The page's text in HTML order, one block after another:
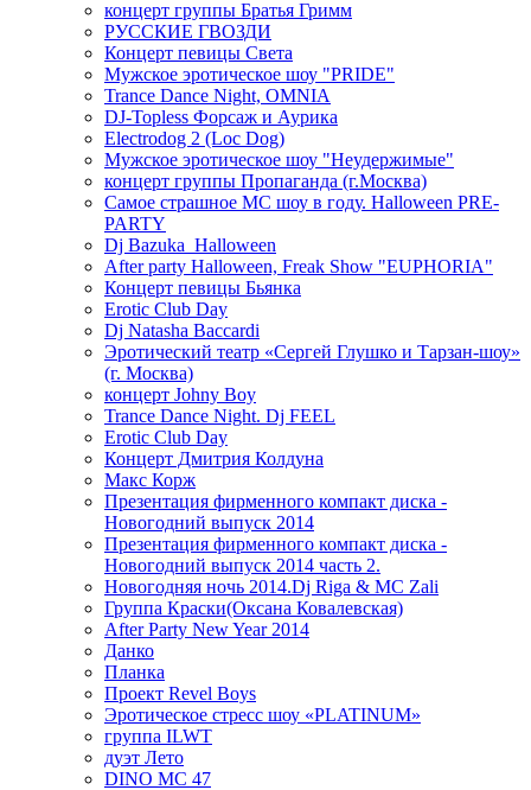
концерт группы Братья Гримм
РУССКИЕ ГВОЗДИ
Концерт певицы Света
Мужское эротическое шоу "PRIDE"
Trance Dance Night, OMNIA
DJ-Topless Форсаж и Аурика
Electrodog 2 (Loc Dog)
Мужское эротическое шоу "Неудержимые"
концерт группы Пропаганда (г.Москва)
Самое страшное МС шоу в году. Halloween PRE-
PARTY
Dj Bazuka_Halloween
After party Halloween, Freak Show "EUPHORIA"
Концерт певицы Бьянка
Erotic Club Day
Dj Natasha Baccardi
Эротический театр «Сергей Глушко и Тарзан-шоу»
(г. Москва)
концерт Johny Boy
Trance Dance Night. Dj FEEL
Erotic Club Day
Концерт Дмитрия Колдуна
Макс Корж
Презентация фирменного компакт диска -
Новогодний выпуск 2014
Презентация фирменного компакт диска -
Новогодний выпуск 2014 часть 2.
Новогодняя ночь 2014.Dj Riga & MC Zali
Группа Краски(Оксана Ковалевская)
After Party New Year 2014
Данко
Планка
Проект Revel Boys
Эротическое стресс шоу «PLATINUM»
группа ILWT
дуэт Лето
DINO MC 47